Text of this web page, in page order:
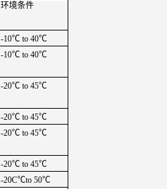
环境条件
-10℃ to 40℃
-10℃ to 40℃
-20℃ to 45℃
-20℃ to 45℃
-20℃ to 45℃
-20℃ to 45℃
-20C℃to 50℃